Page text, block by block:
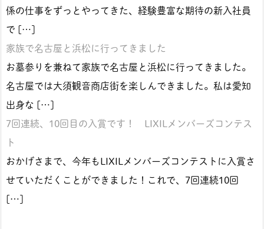
係の仕事をずっとやってきた、経験豊富な期待の新入社員
で […]
家族で名古屋と浜松に行ってきました
お墓参りを兼ねて家族で名古屋と浜松に行ってきました。
名古屋では大須観音商店街を楽しんできました。私は愛知
出身な […]
7回連続、10回目の入賞です！ LIXILメンバーズコンテス
ト
おかげさまで、今年もLIXILメンバーズコンテストに入賞さ
せていただくことができました！これで、7回連続10回
[…]